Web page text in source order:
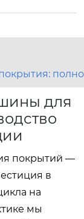
для
покрытий —
в
на
мы